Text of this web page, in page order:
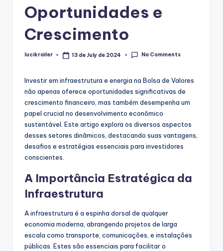
Oportunidades e
Crescimento
Posted
lucikrailer 13 de July de 2024 No Comments
Investir em infraestrutura e energia na Bolsa de Valores
não apenas oferece oportunidades significativas de
crescimento financeiro, mas também desempenha um
papel crucial no desenvolvimento econômico
sustentável. Este artigo explora os diversos aspectos
desses setores dinâmicos, destacando suas vantagens,
desafios e estratégias essenciais para investidores
conscientes.
A Importância Estratégica da
Infraestrutura
A infraestrutura é a espinha dorsal de qualquer
economia moderna, abrangendo projetos de larga
escala como transporte, comunicações, e instalações
públicas. Estes são essenciais para facilitar o